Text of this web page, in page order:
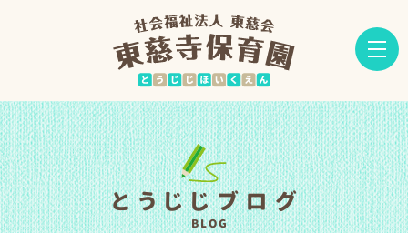
とうじじブログ
BLOG